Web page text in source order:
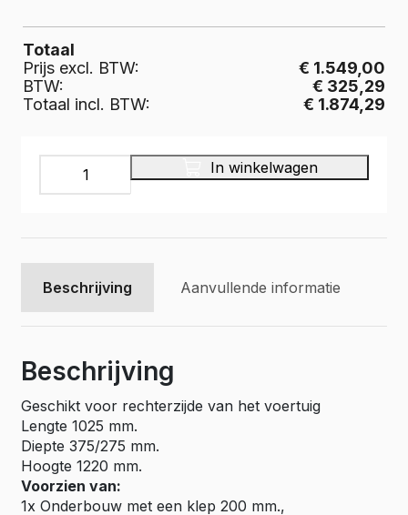
Totaal
Prijs excl. BTW:
€ 1.549,00
BTW:
€ 325,29
Totaal incl. BTW:
€ 1.874,29
INFINITY
Bedrijfswageninrichting,
In winkelwagen
Beschrijving Aanvullende informatie
Beschrijving
Geschikt voor rechterzijde van het voertuig
Lengte 1025 mm.
Diepte 375/275 mm.
Hoogte 1220 mm.
Voorzien van:
1x Onderbouw met een klep 200 mm.,